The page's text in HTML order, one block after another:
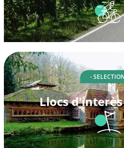
-
Llocs